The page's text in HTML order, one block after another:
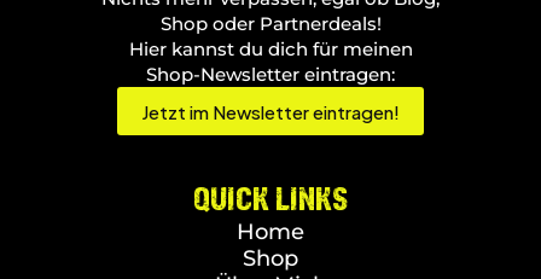
Shop oder Partnerdeals!
Hier kannst du dich für meinen
Shop-Newsletter eintragen:
Jetzt im Newsletter eintragen!
QUICK LINKS
Home
Shop